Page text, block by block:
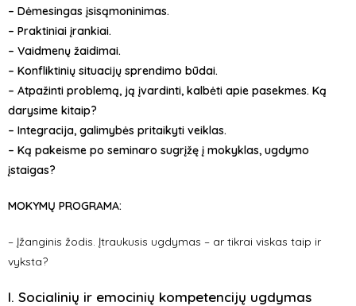
– Dėmesingas įsisąmoninimas.
– Praktiniai įrankiai.
– Vaidmenų žaidimai.
– Konfliktinių situacijų sprendimo būdai.
– Atpažinti problemą, ją įvardinti, kalbėti apie pasekmes. Ką
darysime kitaip?
– Integracija, galimybės pritaikyti veiklas.
– Ką pakeisme po seminaro sugrįžę į mokyklas, ugdymo
įstaigas?
MOKYMŲ PROGRAMA:
– Įžanginis žodis. Įtraukusis ugdymas – ar tikrai viskas taip ir
vyksta?
I. Socialinių ir emocinių kompetencijų ugdymas